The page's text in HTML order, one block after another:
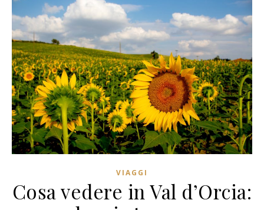
VIAGGI
Cosa vedere in Val d’Orcia: